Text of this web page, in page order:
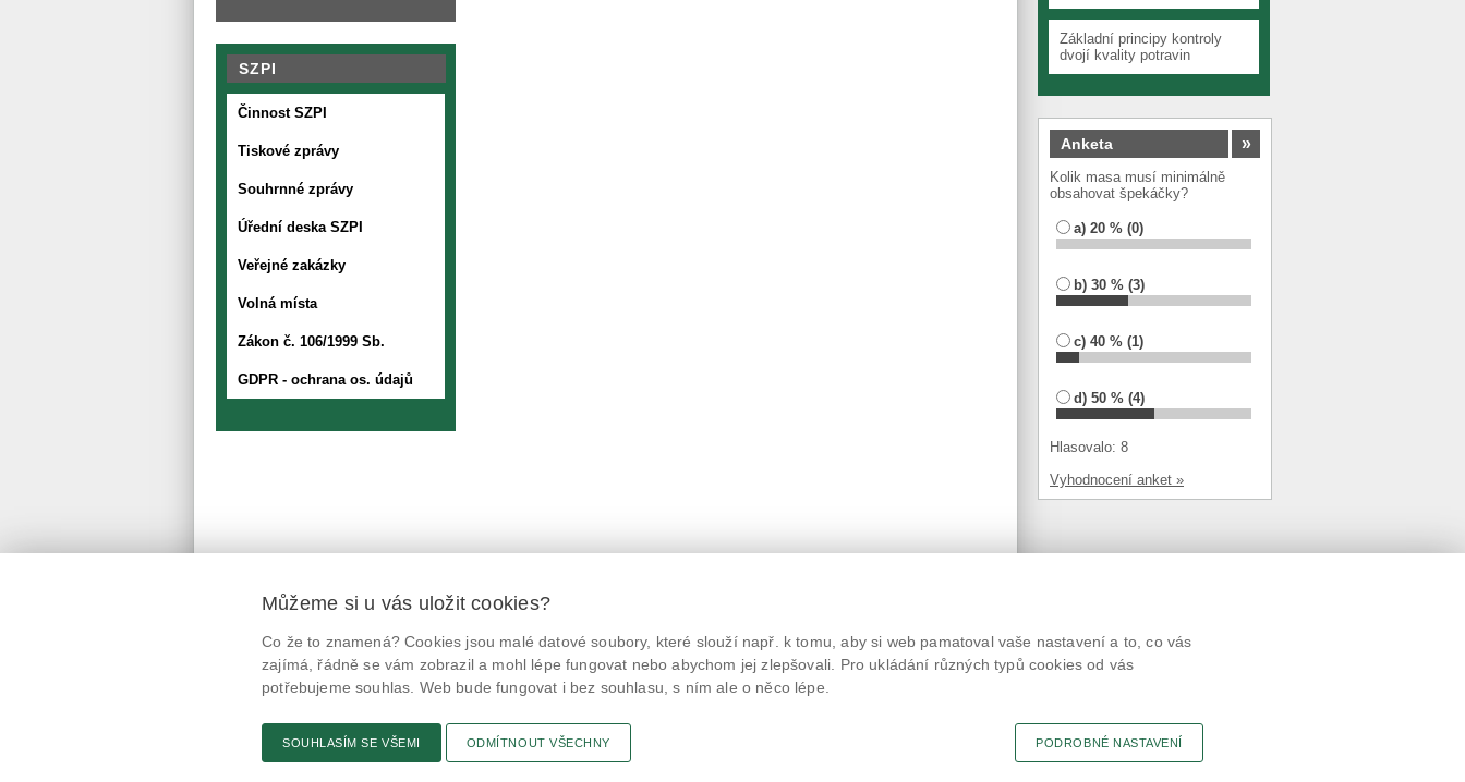
SZPI
Činnost SZPI
Tiskové zprávy
Souhrnné zprávy
Úřední deska SZPI
Veřejné zakázky
Volná místa
Zákon č. 106/1999 Sb.
GDPR - ochrana os. údajů
Základní principy kontroly
dvojí kvality potravin
Anketa »
Kolik masa musí minimálně
obsahovat špekáčky?
a) 20 % (0)
b) 30 % (3)
c) 40 % (1)
d) 50 % (4)
Hlasovalo: 8
Vyhodnocení anket »
@potravinynapranyri @NaPranyri
@SZPIjobs
© Státní zemědělská a potravinářská inspekce 2026.
Květná 15, 603 00 Brno, epodatelna
szpi.gov.cz
ID datové schránky: avraiqg
Prohlášení o přístupnosti
Připomínky
Tisk stránky
Můžeme si u vás uložit cookies?
Co že to znamená? Cookies jsou malé datové soubory, které slouží např. k tomu, aby si web pamatoval vaše nastavení a to, co vás
zajímá, řádně se vám zobrazil a mohl lépe fungovat nebo abychom jej zlepšovali. Pro ukládání různých typů cookies od vás
potřebujeme souhlas. Web bude fungovat i bez souhlasu, s ním ale o něco lépe.
SOUHLASÍM SE VŠEMI ODMÍTNOUT VŠECHNY PODROBNÉ NASTAVENÍ